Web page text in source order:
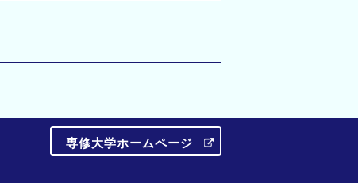
専修大学ホームページ